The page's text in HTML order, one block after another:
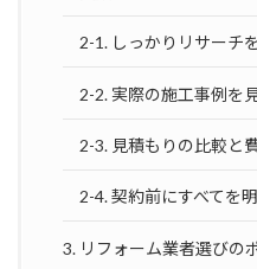
2-1. しっかりリサーチ
2-2. 実際の施工事例を
2-3. 見積もりの比較と
2-4. 契約前にすべてを
3. リフォーム業者選びの